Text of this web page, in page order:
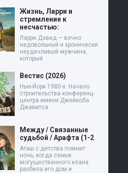
Жизнь, Ларри и
стремление к
несчастью:
Ларри Дэвид — вечно
недовольный и хронически
неудачливый мужчина,
который
Вестис (2026)
Нью-Йорк 1980-х. Начало
строительства конференц-
центра имени Джейкоба
Джавитса
Между / Связанные
судьбой / Арафта (1-2
Аташ с детства помнит
ночь, когда семья
могущественного клана
разбила его дом и